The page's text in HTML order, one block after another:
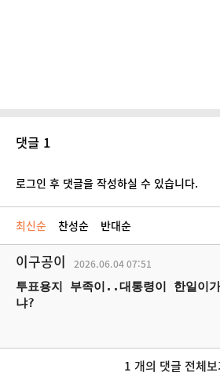
댓글 1
로그인 후 댓글을 작성하실 수 있습니다.
최신순 찬성순 반대순
이구공이 2026.06.0407:51
투표용지 부족이..대통령이 한일
냐?
1 개의 댓글 전체보